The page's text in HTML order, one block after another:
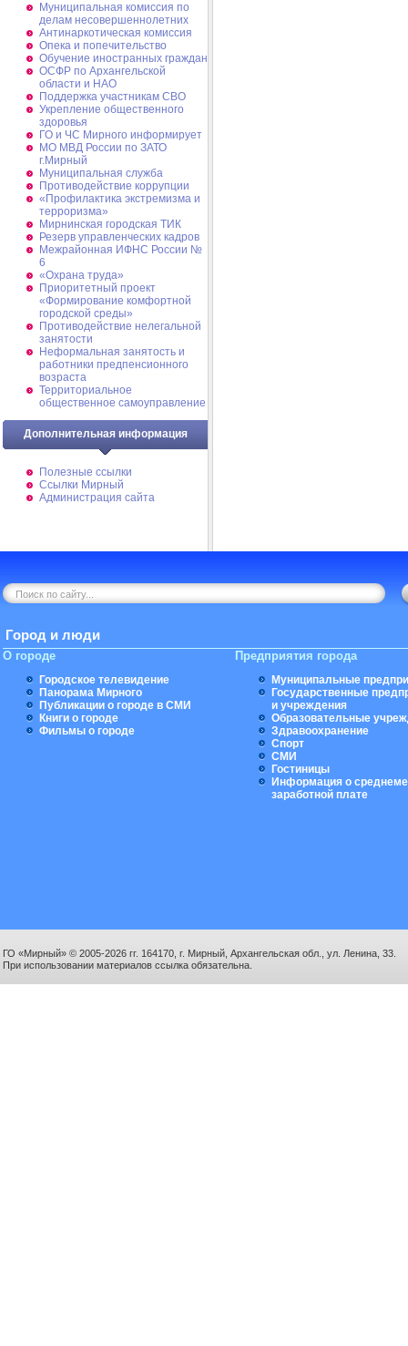
Муниципальная комиссия по
делам несовершеннолетних
Антинаркотическая комиссия
Опека и попечительство
Обучение иностранных граждан
ОСФР по Архангельской
области и НАО
Поддержка участникам СВО
Укрепление общественного
здоровья
ГО и ЧС Мирного информирует
МО МВД России по ЗАТО
г.Мирный
Муниципальная cлужба
Противодействие коррупции
«Профилактика экстремизма и
терроризма»
Мирнинская городская ТИК
Резерв управленческих кадров
Межрайонная ИФНС России №
6
«Охрана труда»
Приоритетный проект
«Формирование комфортной
городской среды»
Противодействие нелегальной
занятости
Неформальная занятость и
работники предпенсионного
возраста
Территориальное
общественное самоуправление
Дополнительная информация
Полезные ссылки
Ссылки Мирный
Администрация сайта
Город и люди
О городе
Городское телевидение
Панорама Мирного
Публикации о городе в СМИ
Книги о городе
Фильмы о городе
Предприятия города
Муниципальные
Государственные
и учреждения
Образовательные
Здравоохранение
Спорт
СМИ
Гостиницы
Информация о
заработной плате
ГО «Мирный» © 2005-2026 гг. 164170, г. Мирный, Архангельская обл., ул. Ленина, 33.
При использовании материалов ссылка обязательна.